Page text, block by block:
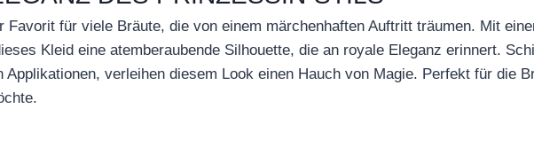
für viele Bräute, die von einem märchenhaften Auftritt träumen. Mit
Kleid eine atemberaubende Silhouette, die an royale Eleganz erinnert.
verleihen diesem Look einen Hauch von Magie. Perfekt für die